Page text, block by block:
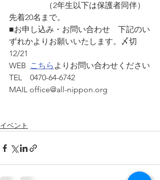
（2年生以下は保護者同伴）
先着20名まで。
■お申し込み・お問い合わせ　下記のい
ずれかよりお願いいたします。〆切
12/21
WEB こちら よりお問い合わせください
TEL    0470-64-6742
MAIL office@all-nippon.org
イベント